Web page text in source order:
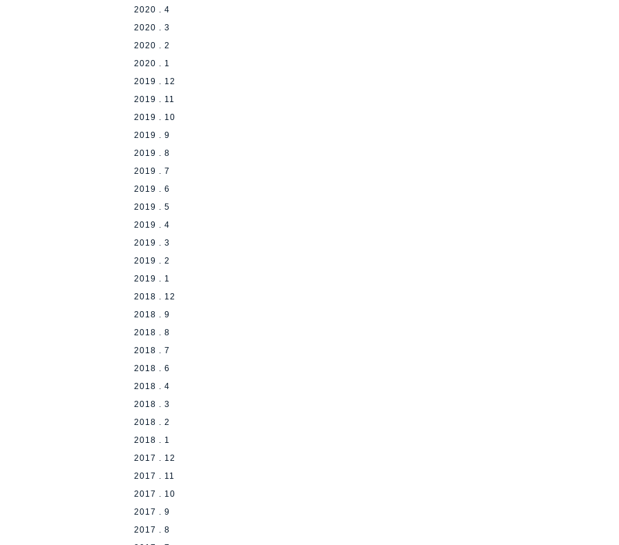
2020 . 4
2020 . 3
2020 . 2
2020 . 1
2019 . 12
2019 . 11
2019 . 10
2019 . 9
2019 . 8
2019 . 7
2019 . 6
2019 . 5
2019 . 4
2019 . 3
2019 . 2
2019 . 1
2018 . 12
2018 . 9
2018 . 8
2018 . 7
2018 . 6
2018 . 4
2018 . 3
2018 . 2
2018 . 1
2017 . 12
2017 . 11
2017 . 10
2017 . 9
2017 . 8